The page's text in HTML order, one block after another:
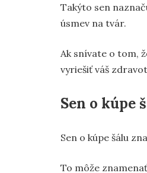
Takýto sen
úsmev na tvár.
Ak snívate o tom,
vyriešiť váš
Sen o kúpe
Sen o kúpe šálu
To môže